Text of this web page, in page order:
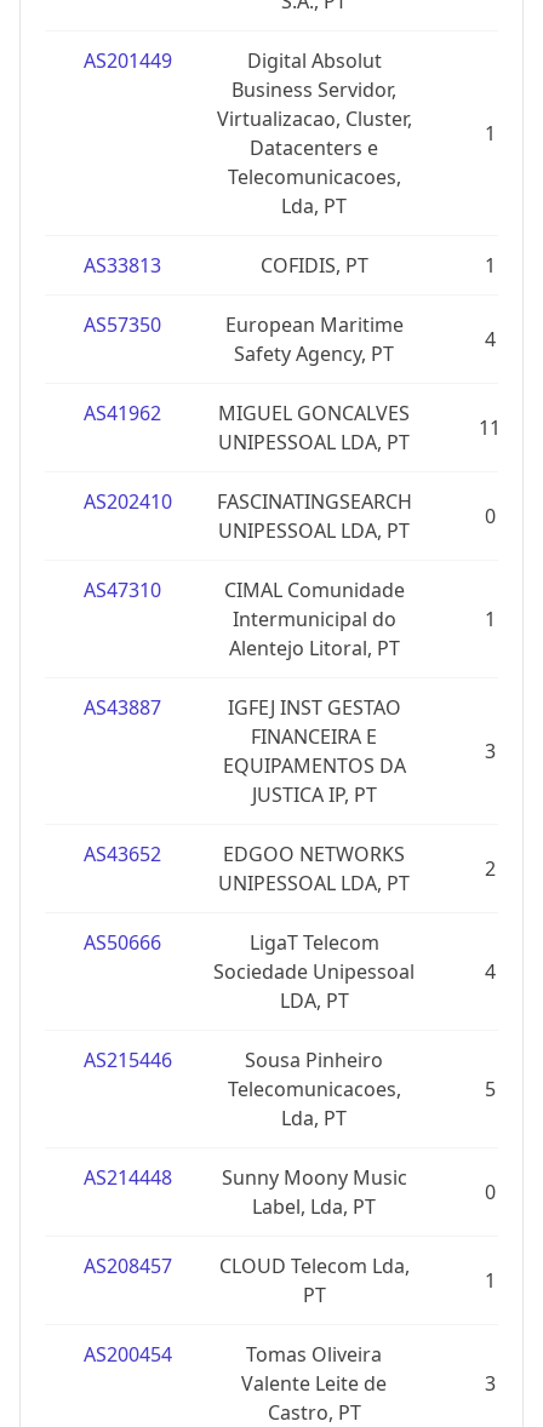
AS201449
Digital Absolut
Business Servidor,
Virtualizacao, Cluster,
Datacenters e
Telecomunicacoes,
Lda, PT
1
AS33813 COFIDIS, PT 1
AS57350
European Maritime
Safety Agency, PT
4
AS41962
MIGUEL GONCALVES
UNIPESSOAL LDA, PT
11
AS202410
FASCINATINGSEARCH
UNIPESSOAL LDA, PT
0
AS47310
CIMAL Comunidade
Intermunicipal do
Alentejo Litoral, PT
1
AS43887
IGFEJ INST GESTAO
FINANCEIRA E
EQUIPAMENTOS DA
JUSTICA IP, PT
3
AS43652
EDGOO NETWORKS
UNIPESSOAL LDA, PT
2
AS50666
LigaT Telecom
Sociedade Unipessoal
LDA, PT
4
AS215446
Sousa Pinheiro
Telecomunicacoes,
Lda, PT
5
AS214448
Sunny Moony Music
Label, Lda, PT
0
AS208457
CLOUD Telecom Lda,
PT
1
AS200454
Tomas Oliveira
Valente Leite de
Castro, PT
3